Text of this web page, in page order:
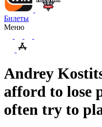
Билеты
Меню
Andrey
afford to lose
often try to